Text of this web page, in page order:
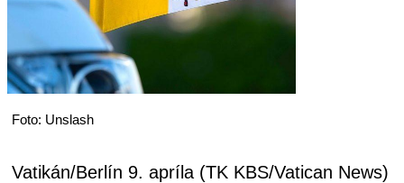
Foto: Unslash
Vatikán/Berlín 9. apríla (TK KBS/Vatican News)